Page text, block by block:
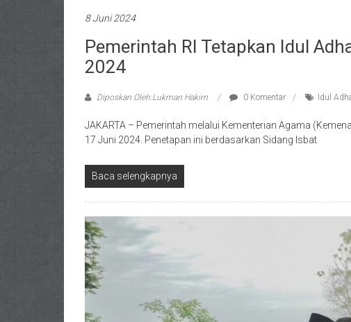
8 Juni 2024
Pemerintah RI Tetapkan Idul
2024
Diposkan Oleh:Lukman Hakim 0 Komentar Idul
JAKARTA – Pemerintah melalui Kementerian Agama
17 Juni 2024. Penetapan ini berdasarkan Sidang Isbat
Baca selengkapnya